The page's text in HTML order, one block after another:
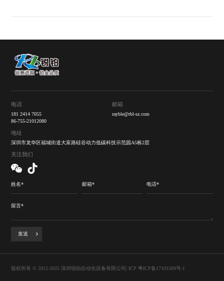
电话
181 2414 7055
86-755-21012080
邮箱
rayble@rbl-sz.com
地址
深圳市龙华区福城街道大富路硅谷动力低碳科技示范园A5栋2层
关注我们
发送
版权所有 © 2012-2025 深圳锐铂自动化设备有限公司| ICP 粤ICP备17101589号-1